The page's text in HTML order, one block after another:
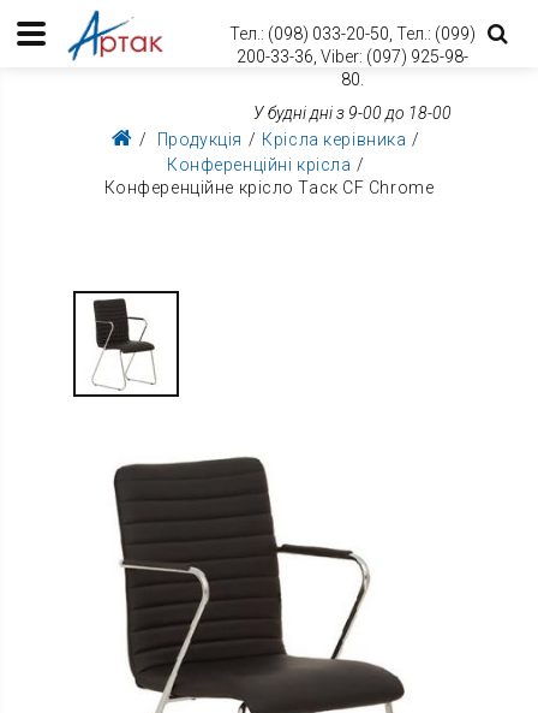
Тел.: (098) 033-20-50, Тел.: (099)
200-33-36, Viber: (097) 925-98-
80.
У будні дні з 9-00 до 18-00
Продукція
Крісла керівника
Конференційні крісла
Конференційне крісло Таск CF Chrome